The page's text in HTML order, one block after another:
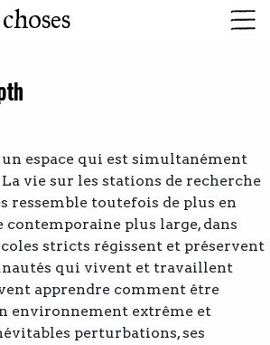
espace qui est simultanément
vie sur les stations de recherche
ressemble toutefois de plus en
contemporaine plus large, dans
stricts régissent et préservent
qui vivent et travaillent
apprendre comment être
environnement extrême et
perturbations, ses